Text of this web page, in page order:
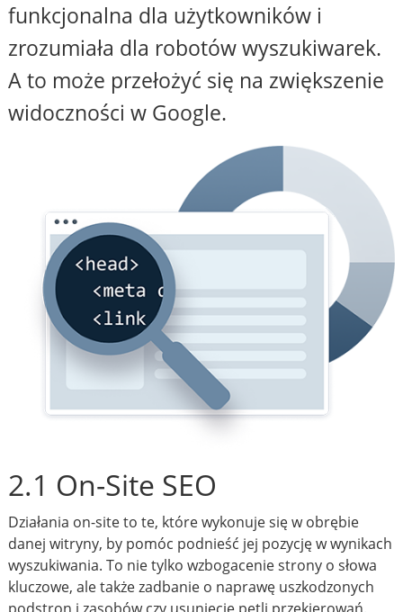
funkcjonalna dla użytkowników i
zrozumiała dla robotów wyszukiwarek.
A to może przełożyć się na zwiększenie
widoczności w Google.
2.1 On-Site SEO
Działania on-site to te, które wykonuje się w obrębie
danej witryny, by pomóc podnieść jej pozycję w wynikach
wyszukiwania. To nie tylko wzbogacenie strony o słowa
kluczowe, ale także zadbanie o naprawę uszkodzonych
podstron i zasobów czy usunięcie pętli przekierowań.